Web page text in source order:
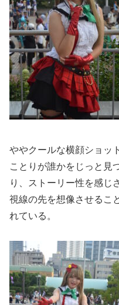
ややクールな横顔ショット
ことりが誰かをじっと見
り、ストーリー性を感じ
視線の先を想像させるこ
れている。